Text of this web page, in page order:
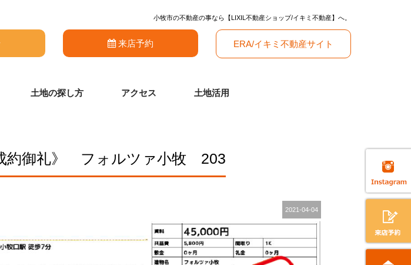
小牧市の不動産の事なら【LIXIL不動産ショップ/イキミ不動産】へ。
来店予約 ERA/イキミ不動産サイト
土地の探し方 アクセス 土地活用
約御礼》 フォルツァ小牧 203
2021-04-04